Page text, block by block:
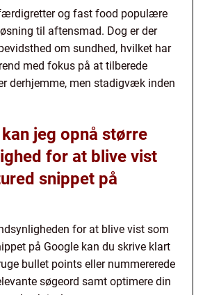
og fast food populære
til aftensmad. Dog er der
om sundhed, hvilket har
med fokus på at tilberede
derhjemme, men stadigvæk inden
jeg opnå større
for at blive vist
snippet på
for at blive vist som
på Google kan du skrive klart
bullet points eller nummererede
søgeord samt optimere din